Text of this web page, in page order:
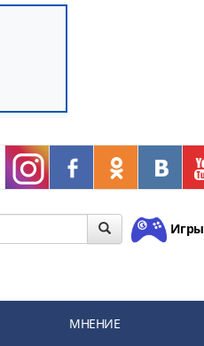
Игры
МНЕНИЕ